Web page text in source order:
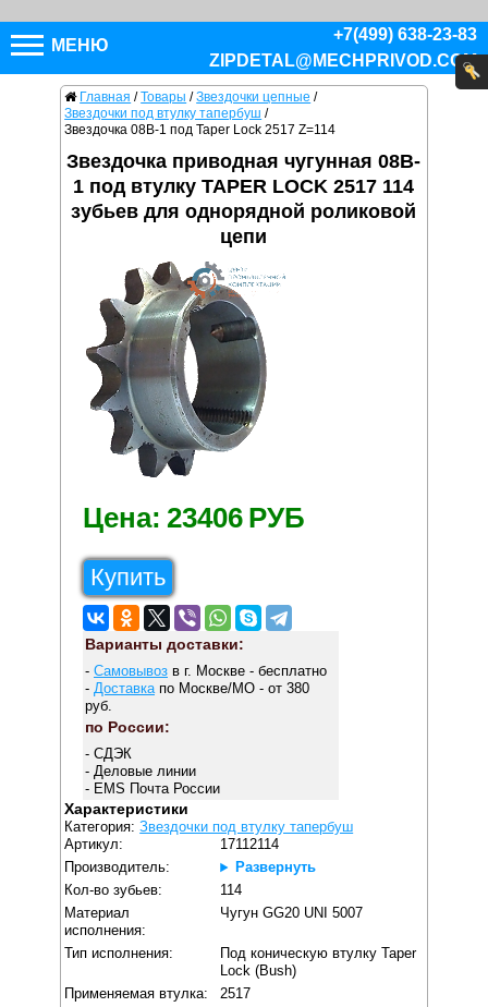
МЕНЮ
+7(499) 638-23-83
ZIPDETAL@MECHPRIVOD.COM
Главная / Товары / Звездочки цепные /
Звездочки под втулку тапербуш /
Звездочка 08B-1 под Taper Lock 2517 Z=114
Звездочка приводная чугунная 08B-
1 под втулку TAPER LOCK 2517 114
зубьев для однорядной роликовой
цепи
Цена: 23406 РУБ
Купить
Варианты доставки:
- Самовывозв г. Москве - бесплатно
- Доставкапо Москве/МО - от 380
руб.
по России:
- СДЭК
- Деловые линии
- EMS Почта России
Характеристики
Категория:Звездочки под втулку тапербуш
Артикул:
17112114
Производитель:
Развернуть
Кол-во зубьев:
114
Материал
исполнения:
Чугун GG20 UNI 5007
Тип исполнения:
Под коническую втулку Taper
Lock (Bush)
Применяемая втулка:
2517